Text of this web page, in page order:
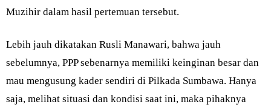
Muzihir dalam hasil pertemuan tersebut.
Lebih jauh dikatakan Rusli Manawari, bahwa jauh
sebelumnya, PPP sebenarnya memiliki keinginan besar dan
mau mengusung kader sendiri di Pilkada Sumbawa. Hanya
saja, melihat situasi dan kondisi saat ini, maka pihaknya